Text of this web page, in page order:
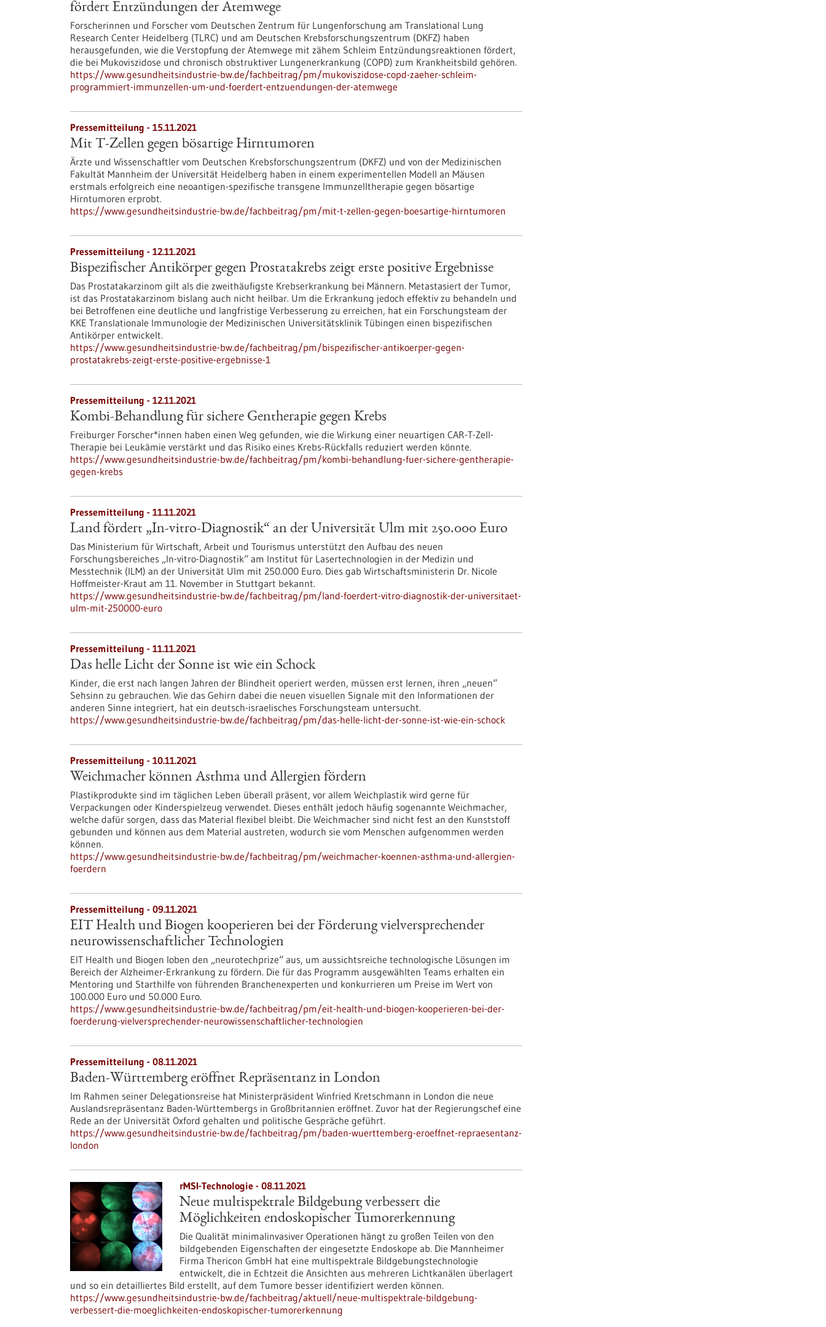
fördert Entzündungen der Atemwege
Forscherinnen und Forscher vom Deutschen Zentrum für Lungenforschung am Translational Lung
Research Center Heidelberg (TLRC) und am Deutschen Krebsforschungszentrum (DKFZ) haben
herausgefunden, wie die Verstopfung der Atemwege mit zähem Schleim Entzündungsreaktionen fördert,
die bei Mukoviszidose und chronisch obstruktiver Lungenerkrankung (COPD) zum Krankheitsbild gehören.
https://www.gesundheitsindustrie-bw.de/fachbeitrag/pm/mukoviszidose-copd-zaeher-schleim-
programmiert-immunzellen-um-und-foerdert-entzuendungen-der-atemwege
Pressemitteilung - 15.11.2021
Mit T-Zellen gegen bösartige Hirntumoren
Ärzte und Wissenschaftler vom Deutschen Krebsforschungszentrum (DKFZ) und von der Medizinischen
Fakultät Mannheim der Universität Heidelberg haben in einem experimentellen Modell an Mäusen
erstmals erfolgreich eine neoantigen-spezifische transgene Immunzelltherapie gegen bösartige
Hirntumoren erprobt.
https://www.gesundheitsindustrie-bw.de/fachbeitrag/pm/mit-t-zellen-gegen-boesartige-hirntumoren
Pressemitteilung - 12.11.2021
Bispezifischer Antikörper gegen Prostatakrebs zeigt erste positive Ergebnisse
Das Prostatakarzinom gilt als die zweithäufigste Krebserkrankung bei Männern. Metastasiert der Tumor,
ist das Prostatakarzinom bislang auch nicht heilbar. Um die Erkrankung jedoch effektiv zu behandeln und
bei Betroffenen eine deutliche und langfristige Verbesserung zu erreichen, hat ein Forschungsteam der
KKE Translationale Immunologie der Medizinischen Universitätsklinik Tübingen einen bispezifischen
Antikörper entwickelt.
https://www.gesundheitsindustrie-bw.de/fachbeitrag/pm/bispezifischer-antikoerper-gegen-
prostatakrebs-zeigt-erste-positive-ergebnisse-1
Pressemitteilung - 12.11.2021
Kombi-Behandlung für sichere Gentherapie gegen Krebs
Freiburger Forscher*innen haben einen Weg gefunden, wie die Wirkung einer neuartigen CAR-T-Zell-
Therapie bei Leukämie verstärkt und das Risiko eines Krebs-Rückfalls reduziert werden könnte.
https://www.gesundheitsindustrie-bw.de/fachbeitrag/pm/kombi-behandlung-fuer-sichere-gentherapie-
gegen-krebs
Pressemitteilung - 11.11.2021
Land fördert „In-vitro-Diagnostik“ an der Universität Ulm mit 250.000 Euro
Das Ministerium für Wirtschaft, Arbeit und Tourismus unterstützt den Aufbau des neuen
Forschungsbereiches „In-vitro-Diagnostik“ am Institut für Lasertechnologien in der Medizin und
Messtechnik (ILM) an der Universität Ulm mit 250.000 Euro. Dies gab Wirtschaftsministerin Dr. Nicole
Hoffmeister-Kraut am 11. November in Stuttgart bekannt.
https://www.gesundheitsindustrie-bw.de/fachbeitrag/pm/land-foerdert-vitro-diagnostik-der-universitaet-
ulm-mit-250000-euro
Pressemitteilung - 11.11.2021
Das helle Licht der Sonne ist wie ein Schock
Kinder, die erst nach langen Jahren der Blindheit operiert werden, müssen erst lernen, ihren „neuen“
Sehsinn zu gebrauchen. Wie das Gehirn dabei die neuen visuellen Signale mit den Informationen der
anderen Sinne integriert, hat ein deutsch-israelisches Forschungsteam untersucht.
https://www.gesundheitsindustrie-bw.de/fachbeitrag/pm/das-helle-licht-der-sonne-ist-wie-ein-schock
Pressemitteilung - 10.11.2021
Weichmacher können Asthma und Allergien fördern
Plastikprodukte sind im täglichen Leben überall präsent, vor allem Weichplastik wird gerne für
Verpackungen oder Kinderspielzeug verwendet. Dieses enthält jedoch häufig sogenannte Weichmacher,
welche dafür sorgen, dass das Material flexibel bleibt. Die Weichmacher sind nicht fest an den Kunststoff
gebunden und können aus dem Material austreten, wodurch sie vom Menschen aufgenommen werden
können.
https://www.gesundheitsindustrie-bw.de/fachbeitrag/pm/weichmacher-koennen-asthma-und-allergien-
foerdern
Pressemitteilung - 09.11.2021
EIT Health und Biogen kooperieren bei der Förderung vielversprechender
neurowissenschaftlicher Technologien
EIT Health und Biogen loben den „neurotechprize“ aus, um aussichtsreiche technologische Lösungen im
Bereich der Alzheimer-Erkrankung zu fördern. Die für das Programm ausgewählten Teams erhalten ein
Mentoring und Starthilfe von führenden Branchenexperten und konkurrieren um Preise im Wert von
100.000 Euro und 50.000 Euro.
https://www.gesundheitsindustrie-bw.de/fachbeitrag/pm/eit-health-und-biogen-kooperieren-bei-der-
foerderung-vielversprechender-neurowissenschaftlicher-technologien
Pressemitteilung - 08.11.2021
Baden-Württemberg eröffnet Repräsentanz in London
Im Rahmen seiner Delegationsreise hat Ministerpräsident Winfried Kretschmann in London die neue
Auslandsrepräsentanz Baden-Württembergs in Großbritannien eröffnet. Zuvor hat der Regierungschef eine
Rede an der Universität Oxford gehalten und politische Gespräche geführt.
https://www.gesundheitsindustrie-bw.de/fachbeitrag/pm/baden-wuerttemberg-eroeffnet-repraesentanz-
london
rMSI-Technologie - 08.11.2021
Neue multispektrale Bildgebung verbessert die
Möglichkeiten endoskopischer Tumorerkennung
Die Qualität minimalinvasiver Operationen hängt zu großen Teilen von den
bildgebenden Eigenschaften der eingesetzte Endoskope ab. Die Mannheimer
Firma Thericon GmbH hat eine multispektrale Bildgebungstechnologie
entwickelt, die in Echtzeit die Ansichten aus mehreren Lichtkanälen überlagert
und so ein detailliertes Bild erstellt, auf dem Tumore besser identifiziert werden können.
https://www.gesundheitsindustrie-bw.de/fachbeitrag/aktuell/neue-multispektrale-bildgebung-
verbessert-die-moeglichkeiten-endoskopischer-tumorerkennung